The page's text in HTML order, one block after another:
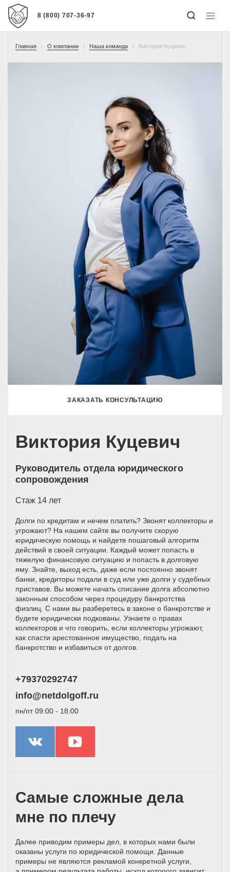
8 (800) 707-36-97
Главная О компании Наша команда Виктория Куцевич
ЗАКАЗАТЬ КОНСУЛЬТАЦИЮ
Виктория Куцевич
Руководитель отдела юридического
сопровождения
Стаж 14 лет
Долги по кредитам и нечем платить? Звонят коллекторы и
угрожают? На нашем сайте вы получите скорую
юридическую помощь и найдете пошаговый алгоритм
действий в своей ситуации. Каждый может попасть в
тяжелую финансовую ситуацию и попасть в долговую
яму. Знайте, выход есть, даже если постоянно звонят
банки, кредиторы подали в суд или уже долги у судебных
приставов. Вы можете начать списание долга абсолютно
законным способом через процедуру банкротства
физлиц. С нами вы разберетесь в законе о банкротстве и
будете юридически подкованы. Узнаете о правах
коллекторов и что говорить, если коллекторы угрожают,
как спасти арестованное имущество, подать на
банкротство и избавиться от долгов.
+79370292747
info@netdolgoff.ru
пн/пт 09:00 - 18:00
Самые сложные дела
мне по плечу
Далее приводим примеры дел, в которых нами были
оказаны услуги по юридической помощи. Данные
примеры не являются рекламой конкретной услуги,